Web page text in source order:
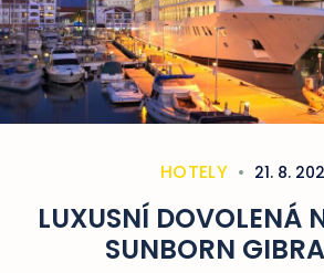
HOTELY 21. 8.
LUXUSNÍ DOVOLENÁ
SUNBORN